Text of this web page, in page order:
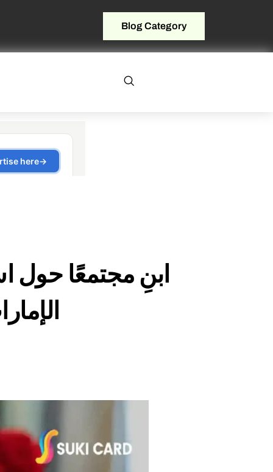
Blog Category
ابنِ مجتمعًا حول